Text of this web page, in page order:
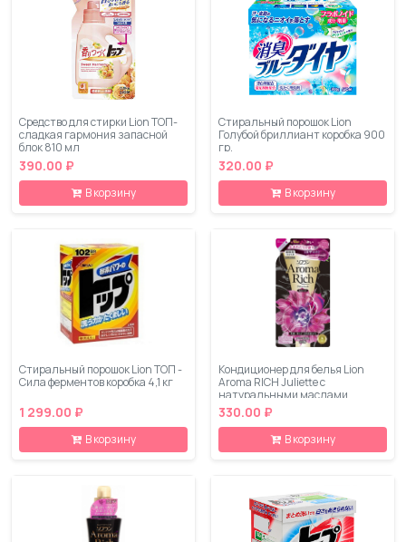
Средство для стирки Lion ТОП-
сладкая гармония запасной
блок 810 мл
390.00 ₽
В корзину
Стиральный порошок Lion
Голубой бриллиант коробка 900
гр.
320.00 ₽
В корзину
Стиральный порошок Lion ТОП -
Сила ферментов коробка 4,1 кг
1 299.00 ₽
В корзину
Кондиционер для белья Lion
Aroma RICH Juliette с
натуральными маслами
ваниль-жасмин запасной блок,
430 мл
330.00 ₽
В корзину